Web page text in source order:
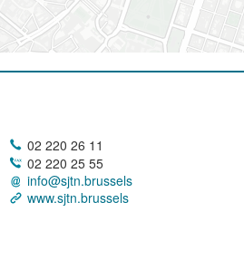
02 220 26 11
02 220 25 55
info@sjtn.brussels
www.sjtn.brussels